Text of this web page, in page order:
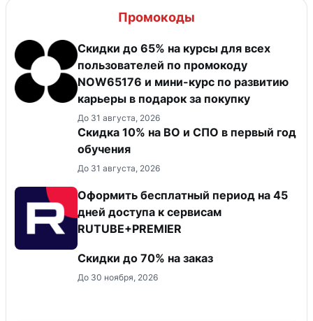
Промокоды
Скидки до 65% на курсы для всех
пользователей по промокоду
NOW65176 и мини-курс по развитию
карьеры в подарок за покупку
До 31 августа, 2026
Скидка 10% на ВО и СПО в первый год
обучения
До 31 августа, 2026
Оформить бесплатный период на 45
дней доступа к сервисам
RUTUBE+PREMIER
Скидки до 70% на заказ
До 30 ноября, 2026